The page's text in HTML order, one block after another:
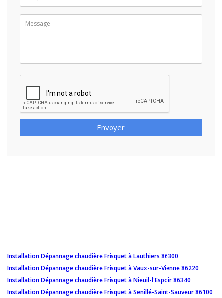
Envoyer
Installation Dépannage chaudière Frisquet à Lauthiers 86300
Installation Dépannage chaudière Frisquet à Vaux-sur-Vienne 86220
Installation Dépannage chaudière Frisquet à Nieuil-l'Espoir 86340
Installation Dépannage chaudière Frisquet à Senillé-Saint-Sauveur 86100